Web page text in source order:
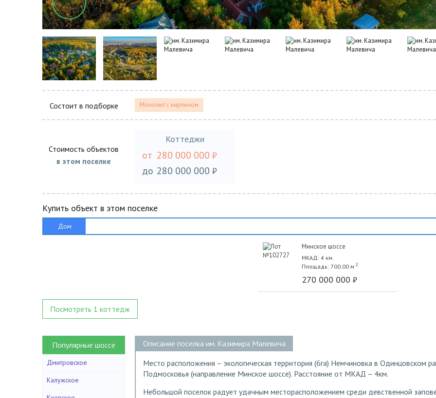
Состоит в подборке Монолит с кирпичом
Стоимость объектов
в этом поселке
Коттеджи
от 280 000 000 ₽
до 280 000 000 ₽
Купить объект в этом поселке
Дом
Минское шоссе
МКАД: 4 км.
Площадь: 700.00 м 2
270 000 000 ₽
Посмотреть 1 коттедж
Популярные шоссе
Дмитровское
Калужское
Описание поселка им. Казимира Малевича
Место расположения – экологическая территория (6га) Немчиновка в Одинцовском
Подмосковья (направление Минское шоссе). Расстояние от МКАД – 4км.
Небольшой поселок радует удачным месторасположением среди девственной